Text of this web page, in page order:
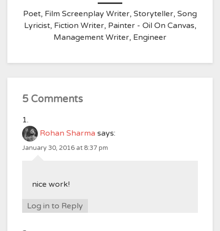
Poet, Film Screenplay Writer, Storyteller, Song
Lyricist, Fiction Writer, Painter - Oil On Canvas,
Management Writer, Engineer
5 Comments
Rohan Sharma says:
January 30, 2016 at 8:37 pm
nice work!
Log in to Reply